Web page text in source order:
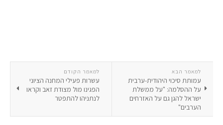
למאמר הקודם
עשרות פעילי המחנה הציוני
הפגינו מול מצודת זאב וקראו
לנתניהו להתפטר
למאמר הבא
עמותת סיכוי היהודית-ערבית
על ההסלמה: "על ממשלת
ישראל להגן גם על האזרחים
הערבים"